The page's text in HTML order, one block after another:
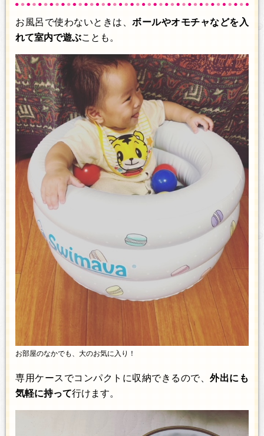
お風呂で使わないときは、ボールやオモチャなどを入
れて室内で遊ぶことも。
お部屋のなかでも、大のお気に入り！
専用ケースでコンパクトに収納できるので、外出にも
気軽に持って行けます。